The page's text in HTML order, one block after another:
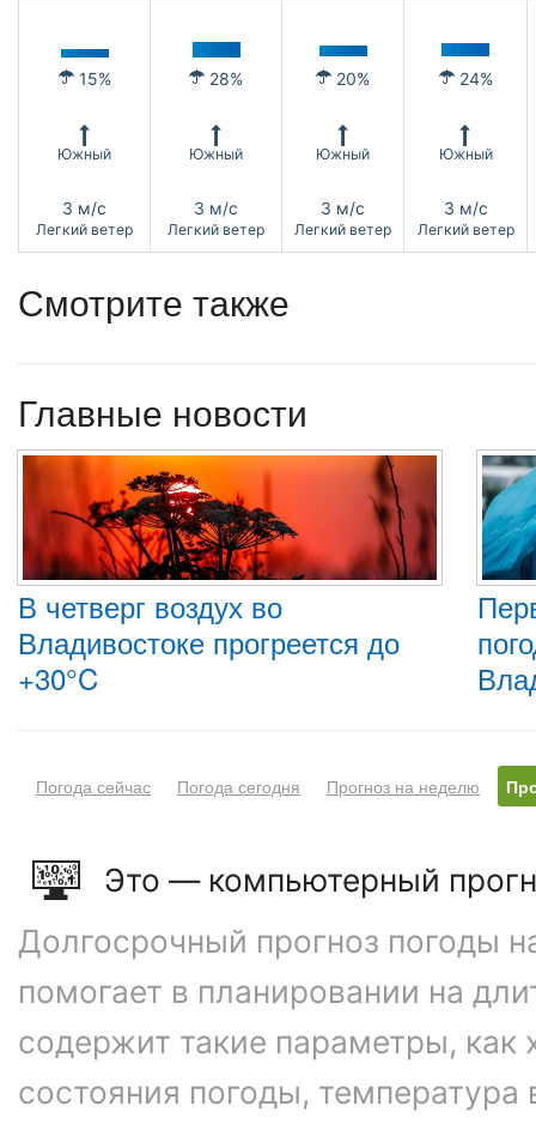
15% 28% 20% 24%
Южный Южный Южный Южный
3 м/с
Легкий ветер
3 м/с
Легкий ветер
3 м/с
Легкий ветер
3 м/с
Легкий ветер
Смотрите также
Главные новости
В четверг воздух во
Владивостоке прогреется до
+30°C
Погода сейчас Погода сегодня Прогноз на неделю
Это — компьютерный
Долгосрочный прогноз погоды
помогает в планировании на
содержит такие параметры, как
состояния погоды, температура